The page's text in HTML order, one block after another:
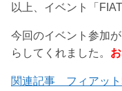
以上、イベント「
今回のイベント参加
らしてくれました。
関連記事 フィアット